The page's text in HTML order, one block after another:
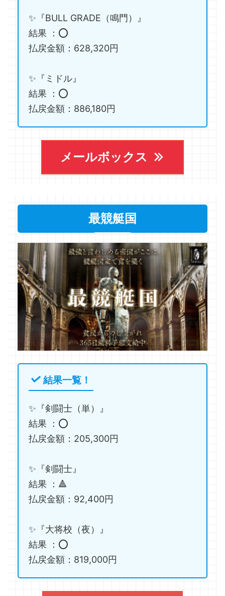
✨『BULL GRADE（鳴門）』
結果 ：⭕️
払戻金額：628,320円
✨『ミドル』
結果 ：⭕️
払戻金額：886,180円
メールボックス
最競艇国
結果一覧！
✨『剣闘士（単）』
結果 ：⭕️
払戻金額：205,300円
✨『剣闘士』
結果 ：🔺
払戻金額：92,400円
✨『大将校（夜）』
結果 ：⭕️
払戻金額：819,000円